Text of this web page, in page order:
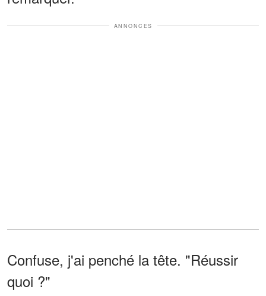
ANNONCES
Confuse, j'ai penché la tête. "Réussir
quoi ?"